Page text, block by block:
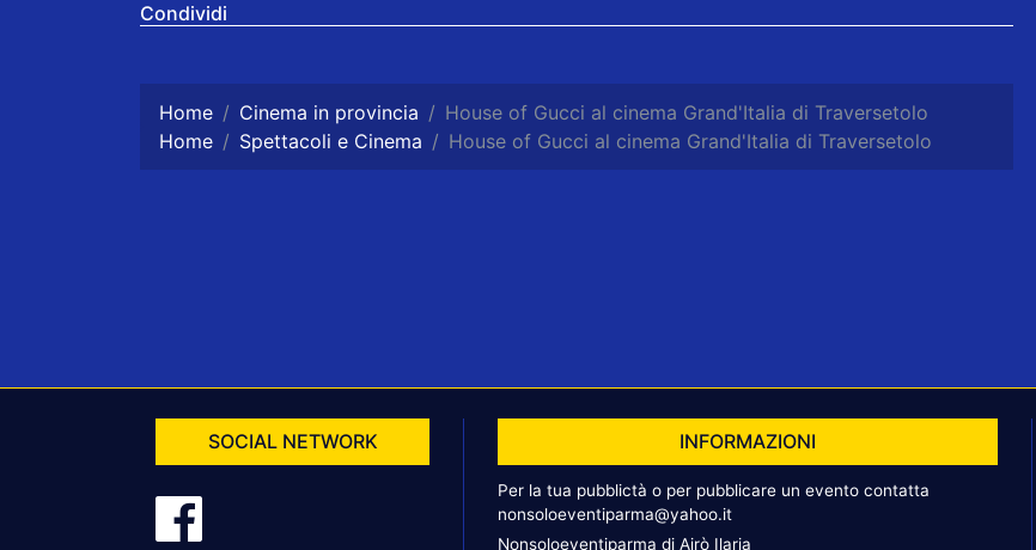
Condividi
Home Cinema in provincia
House of Gucci al cinema Grand'Italia di Traversetolo
Home
Spettacoli e Cinema House of Gucci al cinema Grand'Italia di Traversetolo
SOCIAL NETWORK INFORMAZIONI
Per la tua pubblictà o per pubblicare un evento contatta
nonsoloeventiparma@yahoo.it
Nonsoloeventiparma di Airò Ilaria